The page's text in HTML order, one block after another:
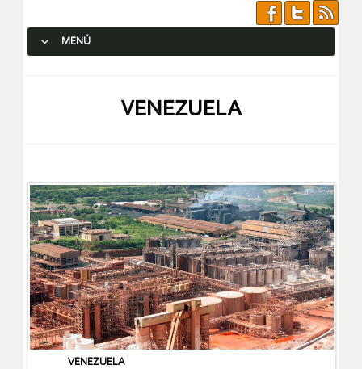
MENÚ
VENEZUELA
VENEZUELA